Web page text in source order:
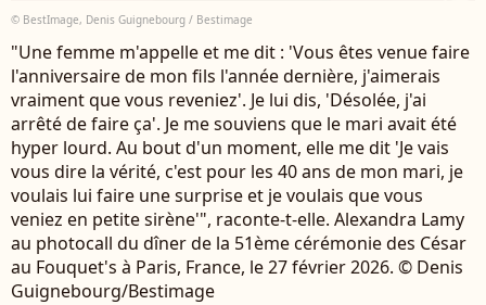
© BestImage, Denis Guignebourg / Bestimage
"Une femme m'appelle et me dit : 'Vous êtes venue faire
l'anniversaire de mon fils l'année dernière, j'aimerais
vraiment que vous reveniez'. Je lui dis, 'Désolée, j'ai
arrêté de faire ça'. Je me souviens que le mari avait été
hyper lourd. Au bout d'un moment, elle me dit 'Je vais
vous dire la vérité, c'est pour les 40 ans de mon mari, je
voulais lui faire une surprise et je voulais que vous
veniez en petite sirène'", raconte-t-elle. Alexandra Lamy
au photocall du dîner de la 51ème cérémonie des César
au Fouquet's à Paris, France, le 27 février 2026. © Denis
Guignebourg/Bestimage